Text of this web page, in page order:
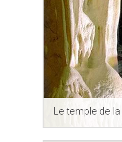
Le temple de